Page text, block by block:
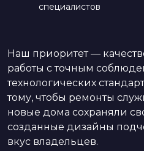
специалистов
Наш приоритет —
работы с точным
технологических
тому, чтобы ремонты
новые дома сохраняли
созданные дизайны
вкус владельцев.